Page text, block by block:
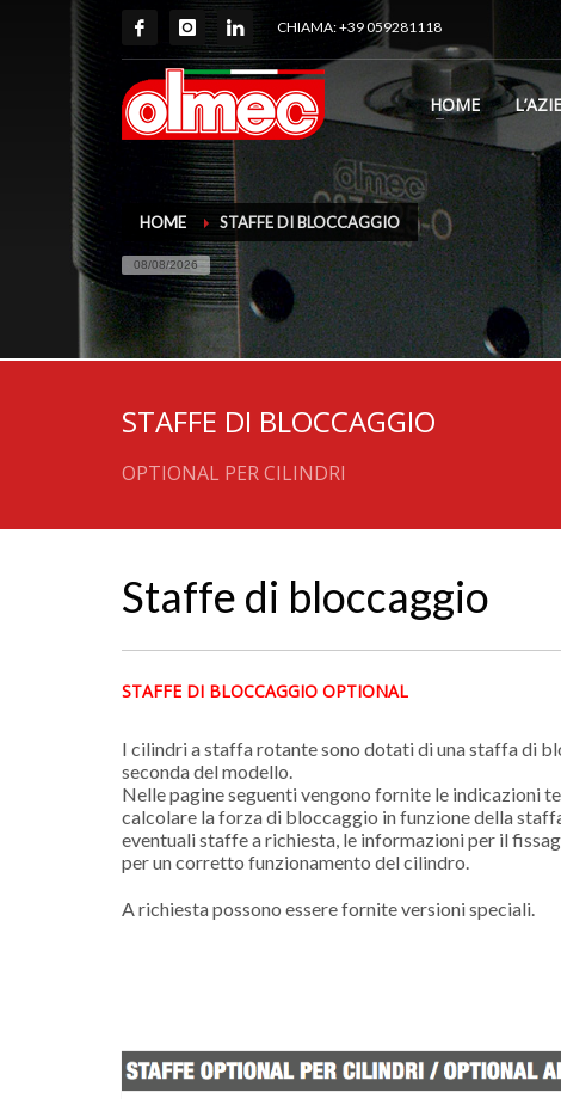
CHIAMA: +39 059281118
HOME
HOME STAFFE DI BLOCCAGGIO
08/08/2026
STAFFE DI BLOCCAGGIO
OPTIONAL PER CILINDRI
Staffe di bloccaggio
STAFFE DI BLOCCAGGIO OPTIONAL
I cilindri a staffa rotante sono dotati di una staffa di
seconda del modello.
Nelle pagine seguenti vengono fornite le indicazioni
calcolare la forza di bloccaggio in funzione della
eventuali staffe a richiesta, le informazioni per il
per un corretto funzionamento del cilindro.
A richiesta possono essere fornite versioni speciali.